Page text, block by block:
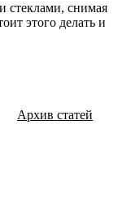
стеклами, снимая
этого делать и
Архив статей